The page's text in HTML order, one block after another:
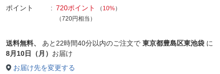
ポイント 720ポイント （ 10%）
（720円相当）
送料無料、 あと 22時間40分以内のご注文で 東京都豊島区東池袋 に
8月10日（月） お届け
お届け先を変更する